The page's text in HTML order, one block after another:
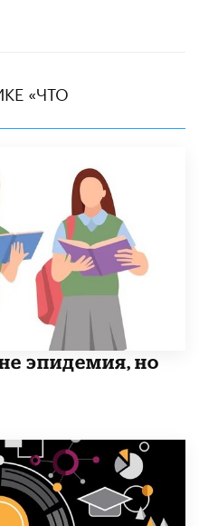
«ЧТО
эпидемия, но